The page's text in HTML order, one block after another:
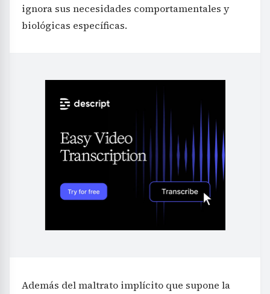
ignora sus necesidades comportamentales y
biológicas específicas.
Además del maltrato implícito que supone la